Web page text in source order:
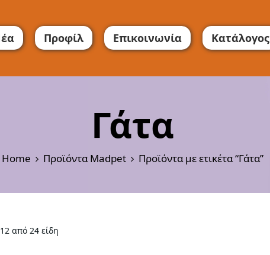
Προφίλ Επικοινωνία Κατάλογος
Γάτα
Home Προϊόντα Madpet Προϊόντα με ετικέτα “Γάτα”
από 24 είδη